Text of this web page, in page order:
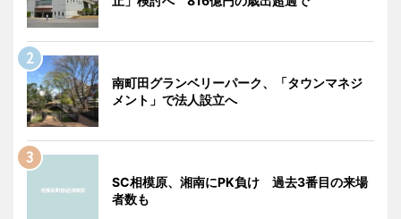
南町田グランベリーパーク、「タウンマネジ
メント」で法人設立へ
SC相模原、湘南にPK負け 過去3番目の来場
者数も